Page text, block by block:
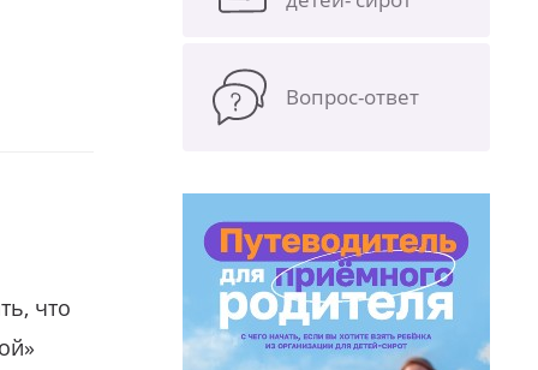
что
Вопрос-ответ